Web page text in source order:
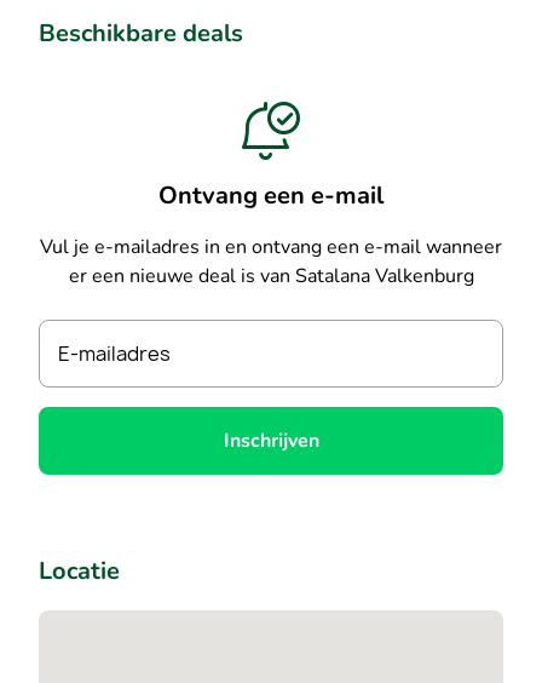
Beschikbare deals
Ontvang een e-mail
Vul je e-mailadres in en ontvang een e-mail wanneer
er een nieuwe deal is van Satalana Valkenburg
E-mailadres
Inschrijven
Locatie